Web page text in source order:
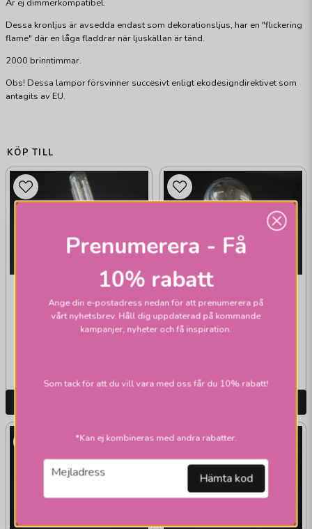
Är ej dimmerkompatibel.
Dessa kronljus är avsedda endast som dekorationsljus, har en "flickering
flame" där en låga fladdrar när ljuskällan är tänd.
2000 brinntimmar.
Obs! Dessa lampor försvinner succesivt enligt ekodesigndirektivet som
antagits av EU.
KÖP TILL
EKONOMILJUS
Rörlampa E14 klar
15W
EKONOMILJUS
Normallampa klar
40W E27
Prenumerera - Få
10% rabatt
Ange din e-postadress nedan för att prenumerera på
vårt nyhetsbrev. Håll dig uppdaterad på kommande
kampanjer, nyheter och få inspiration.
Som tack för att du vill vara med oss får du 10% rabatt!
*Kan ej kombineras med andra rabatter.
email
Mejladress Hämta kod